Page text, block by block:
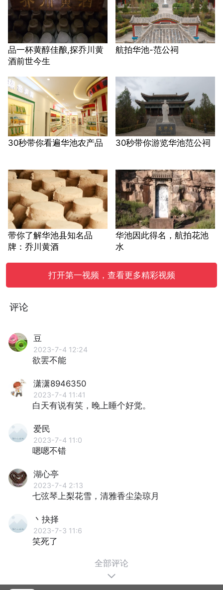
品一杯黄醇佳酿,探乔川黄
酒前世今生
航拍华池-范公祠
30秒带你看遍华池农产品 30秒带你游览华池范公祠
带你了解华池县知名品
牌：乔川黄酒
华池因此得名，航拍花池
水
打开第一视频，查看更多精彩视频
评论
豆
2023-7-4 12:24
欲罢不能
潇潇8946350
2023-7-4 11:41
白天有说有笑，晚上睡个好觉。
爱民
2023-7-4 11:0
嗯嗯不错
湖心亭
2023-7-4 2:13
七弦琴上梨花雪，清雅香尘染琼月
丶抉择
2023-7-3 11:6
笑死了
全部评论